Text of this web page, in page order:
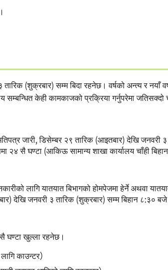
(शुक्रबार) सम्म बिदा रहनेछ। वर्षको अन्त्य र नयाँ
केही कामकाजको प्रक्रिया गर्नुपरेमा जतिसक्दो
जारी, डिसेम्बर २९ तारिक (आइतबार) देखि जनवरी
२४ सै घण्टा (आकिऊ सामान्य शाखा कार्यालय चाँही
लागि यातयात बिभागको होमपेजमा हेर्ने अथवा
देखि जनवरी ३ तारिक (शुक्रबार) सम्म बिहान ८:३०
घण्टा खुल्ला रहनेछ।
काउन्टर）